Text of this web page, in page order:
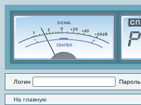
Логин Пароль
На главную